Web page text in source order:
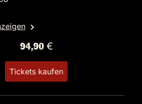
94,90 €
Tickets kaufen